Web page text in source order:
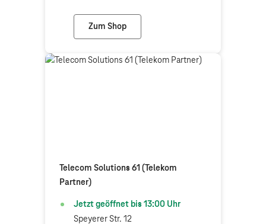
Zum Shop
KTF Fischer (Telekom Partner)
Telecom Solutions 61 (Telekom
Partner)
Jetzt geöffnet bis 13:00 Uhr
Speyerer Str. 12